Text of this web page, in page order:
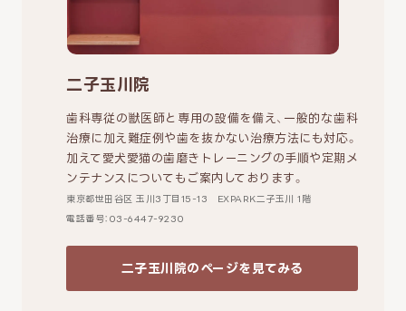
二子玉川院
歯科専従の獣医師と専用の設備を備え、一般的な歯科
治療に加え難症例や歯を抜かない治療方法にも対応。
加えて愛犬愛猫の歯磨きトレーニングの手順や定期メ
ンテナンスについてもご案内しております。
東京都世田谷区 玉川3丁目15-13 EXPARK二子玉川 1階
電話番号：03-6447-9230
二子玉川院のページを見てみる